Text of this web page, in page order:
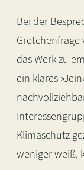
Bei der
das Werk zu
ein klares
Klimaschutz
weniger weiß,